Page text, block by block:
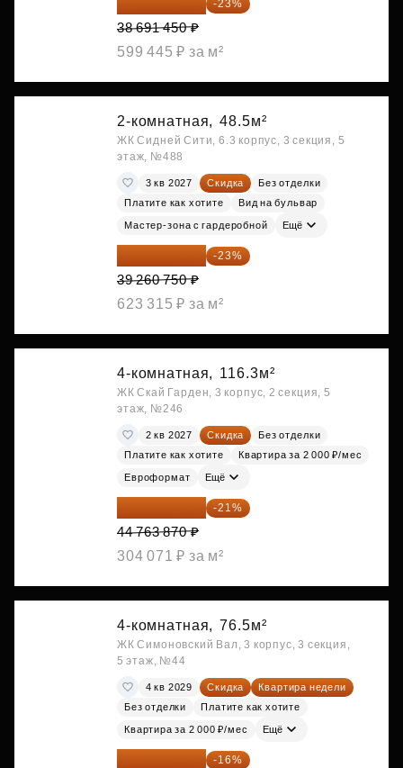
29 792 417 ₽ -23%
38 691 450 ₽
599 445 ₽ за м²
2-комнатная, 48.5м²
ЖК Сидней Сити, 6.3 корпус, 3 секция, 5
этаж, №488
3 кв 2027 Скидка
Без отделки
Платите как хотите
Вид на бульвар
Мастер-зона с гардеробной Ещё
30 230 778 ₽ -23%
39 260 750 ₽
623 315 ₽ за м²
4-комнатная, 116.3м²
ЖК Скай Гарден, 3 корпус, 2 секция, 5
этаж, №246
2 кв 2027 Скидка
Без отделки
Платите как хотите
Квартира за 2 000 ₽/мес
Евроформат Ещё
35 363 457 ₽ -21%
44 763 870 ₽
304 071 ₽ за м²
4-комнатная, 76.5м²
ЖК Симоновский Вал, 3 корпус, 3 секция,
5 этаж, №44
4 кв 2029 Скидка
Квартира недели
Без отделки
Платите как хотите
Квартира за 2 000 ₽/мес Ещё
36 589 644 ₽ -16%